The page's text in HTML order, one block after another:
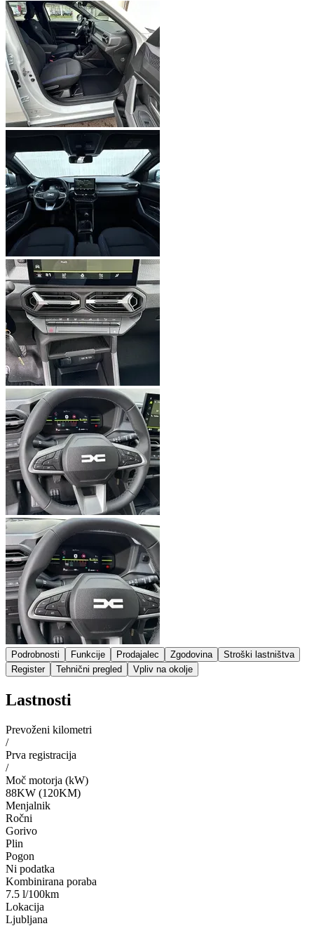
Podrobnosti Funkcije Prodajalec Zgodovina
Stroški lastništva
Register
Tehnični pregled Vpliv na okolje
Lastnosti
Prevoženi kilometri
/
Prva registracija
/
Moč motorja (kW)
88KW (120KM)
Menjalnik
Ročni
Gorivo
Plin
Pogon
Ni podatka
Kombinirana poraba
7.5 l/100km
Lokacija
Ljubljana